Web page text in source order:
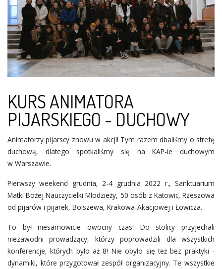
PYM
KAP
TEATRY
INNE
GALERIA
RUCH CALASANZ
KURS ANIMATORA
PIJARSKIEGO - DUCHOWY
Animatorzy pijarscy znowu w akcji! Tym razem dbaliśmy o strefę
duchową, dlatego spotkaliśmy się na KAP-ie duchowym
w Warszawie.
Pierwszy weekend grudnia, 2-4 grudnia 2022 r., Sanktuarium
Matki Bożej Nauczycielki Młodzieży, 50 osób z Katowic, Rzeszowa
od pijarów i pijarek, Bolszewa, Krakowa-Akacjowej i Łowicza.
To był niesamowicie owocny czas! Do stolicy przyjechali
niezawodni prowadzący, którzy poprowadzili dla wszystkich
konferencje, których było aż 8! Nie obyło się też bez praktyki -
dynamiki, które przygotował zespół organizacyjny. Te wszystkie